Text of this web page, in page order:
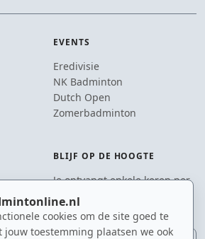
cookies om de site goed te
jouw toestemming plaatsen we ook
EVENTS
Eredivisie
NK Badminton
Dutch Open
Zomerbadminton
BLIJF OP DE HOOGTE
Je ontvangt enkele keren per
jaar een e-mail met het
laatste badmintonnieuws.
E-mailadres